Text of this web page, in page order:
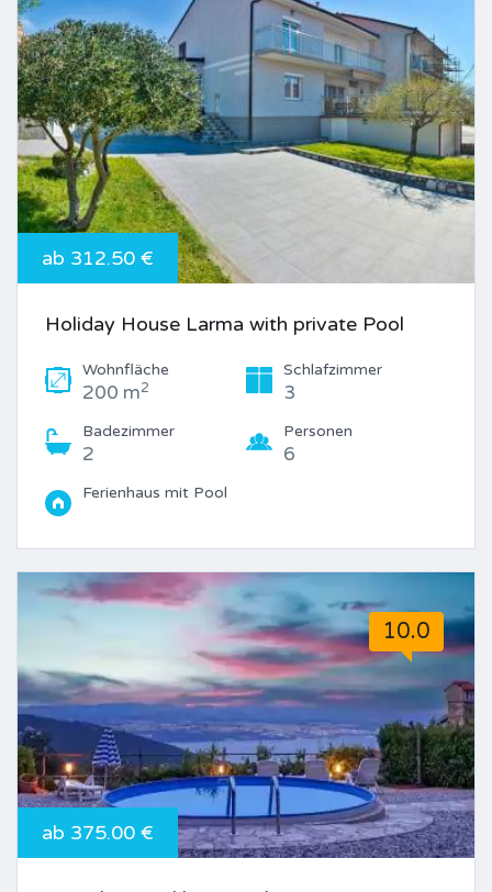
ab 312.50 €
Holiday House Larma with private Pool
Wohnfläche
200 m2
Schlafzimmer
3
Badezimmer
2
Personen
6
Ferienhaus mit Pool
10.0
ab 375.00 €